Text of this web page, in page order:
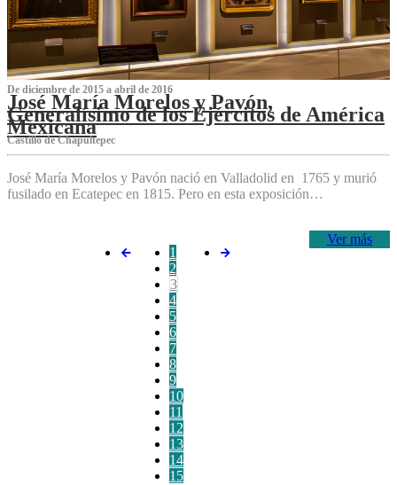
De diciembre de 2015 a abril de 2016
José María Morelos y Pavón,
Generalísimo de los Ejércitos de América
Mexicana
C‌astillo de Chapultepec
José María Morelos y Pavón nació en Valladolid en 1765 y murió
fusilado en Ecatepec en 1815. Pero en esta exposición…
Ver más
1
2
3
4
5
6
7
8
9
10
11
12
13
14
15